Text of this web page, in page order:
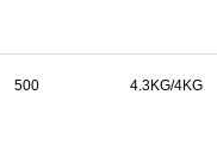
500 4.3KG/4KG